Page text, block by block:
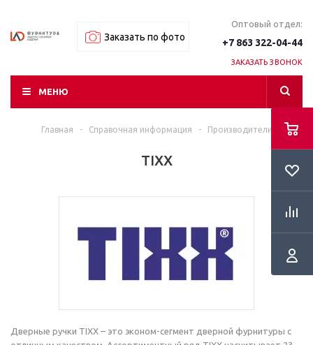
Заказать по фото
Оптовый отдел:
+7 863 322-04-44
ЗАКАЗАТЬ ЗВОНОК
МЕНЮ
Главная - Справочная информация - Производители
TIXX
Дверные ручки TIXX – это эконом-сегмент дверной фурнитуры с